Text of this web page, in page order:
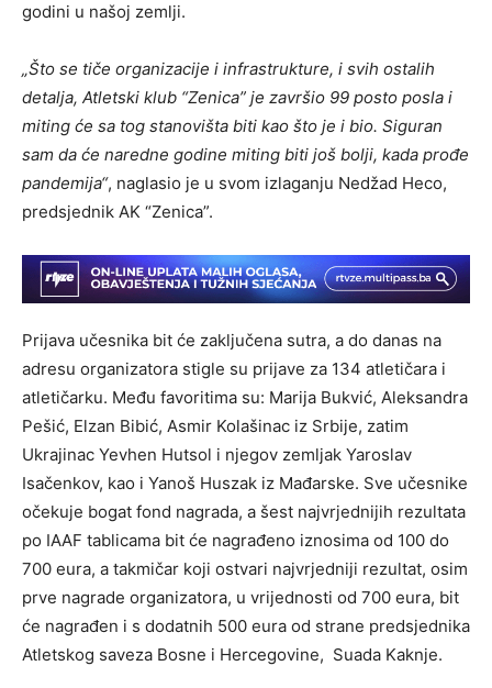
godini u našoj zemlji.
„Što se tiče organizacije i infrastrukture, i svih ostalih
detalja, Atletski klub “Zenica” je završio 99 posto posla i
miting će sa tog stanovišta biti kao što je i bio. Siguran
sam da će naredne godine miting biti još bolji, kada prođe
pandemija“, naglasio je u svom izlaganju Nedžad Heco,
predsjednik AK “Zenica”.
Prijava učesnika bit će zaključena sutra, a do danas na
adresu organizatora stigle su prijave za 134 atletičara i
atletičarku. Među favoritima su: Marija Bukvić, Aleksandra
Pešić, Elzan Bibić, Asmir Kolašinac iz Srbije, zatim
Ukrajinac Yevhen Hutsol i njegov zemljak Yaroslav
Isačenkov, kao i Yanoš Huszak iz Mađarske. Sve učesnike
očekuje bogat fond nagrada, a šest najvrjednijih rezultata
po IAAF tablicama bit će nagrađeno iznosima od 100 do
700 eura, a takmičar koji ostvari najvrjedniji rezultat, osim
prve nagrade organizatora, u vrijednosti od 700 eura, bit
će nagrađen i s dodatnih 500 eura od strane predsjednika
Atletskog saveza Bosne i Hercegovine, Suada Kaknje.